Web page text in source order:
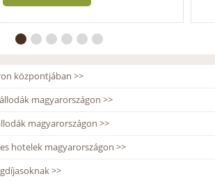
központjában >>
magyarországon >>
magyarországon >>
hotelek magyarországon >>
>>